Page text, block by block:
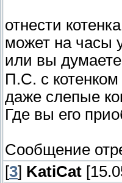
отнести
может на часы
или вы
П.С. с котенком
даже слепые
Где вы его
Сообщение
[3] KatiCat